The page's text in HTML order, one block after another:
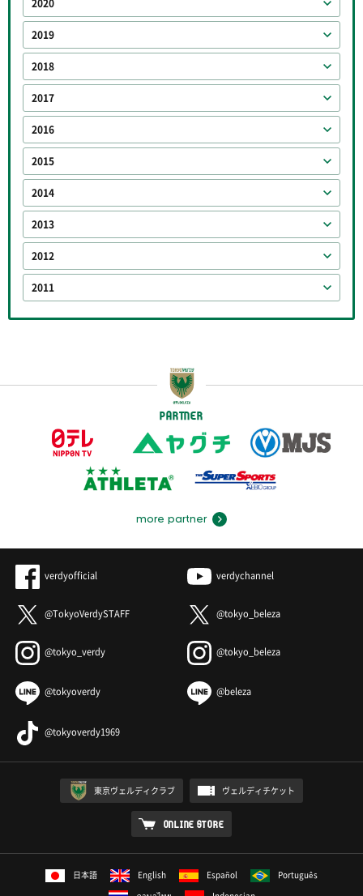
2020
2019
2018
2017
2016
2015
2014
2013
2012
2011
PARTNER
more partner
verdyofficial verdychannel
@TokyoVerdySTAFF @tokyo_beleza
@tokyo_verdy @tokyo_beleza
@tokyoverdy @beleza
@tokyoverdy1969
東京ヴェルディクラブ ヴェルディチケット
ONLINE STORE
日本語 English Español
Português